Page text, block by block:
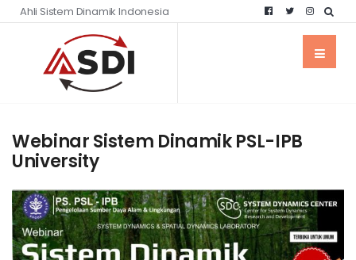
Ahli Sistem Dinamik Indonesia
Webinar Sistem Dinamik PSL-IPB
University